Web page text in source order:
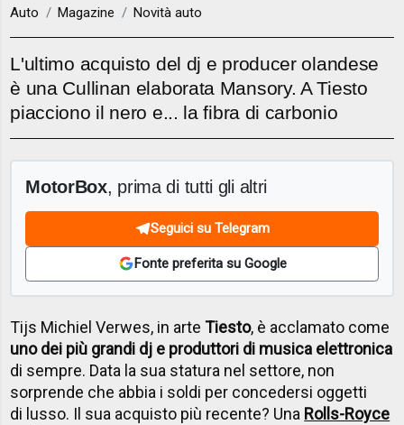
Auto Magazine Novità auto
L'ultimo acquisto del dj e producer olandese
è una Cullinan elaborata Mansory. A Tiesto
piacciono il nero e... la fibra di carbonio
MotorBox, prima di tutti gli altri
Seguici su Telegram
Fonte preferita su Google
Tijs Michiel Verwes, in arteTiesto, è acclamato come
uno dei più grandi dj e produttori di musica elettronica
di sempre. Data la sua statura nel settore, non
sorprende che abbia i soldi per concedersi oggetti
di lusso. Il sua acquisto più recente? Una Rolls-Royce